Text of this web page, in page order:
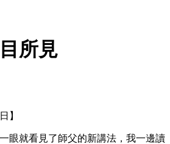
所見
】
眼就看見了師父的新講法，我一邊讀